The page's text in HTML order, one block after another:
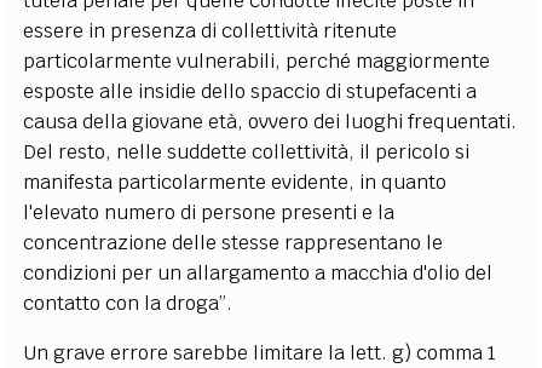
essere in presenza di collettività ritenute
particolarmente vulnerabili, perché maggiormente
esposte alle insidie dello spaccio di stupefacenti a
causa della giovane età, ovvero dei luoghi frequentati.
Del resto, nelle suddette collettività, il pericolo si
manifesta particolarmente evidente, in quanto
l'elevato numero di persone presenti e la
concentrazione delle stesse rappresentano le
condizioni per un allargamento a macchia d'olio del
contatto con la droga”.
Un grave errore sarebbe limitare la lett. g) comma 1